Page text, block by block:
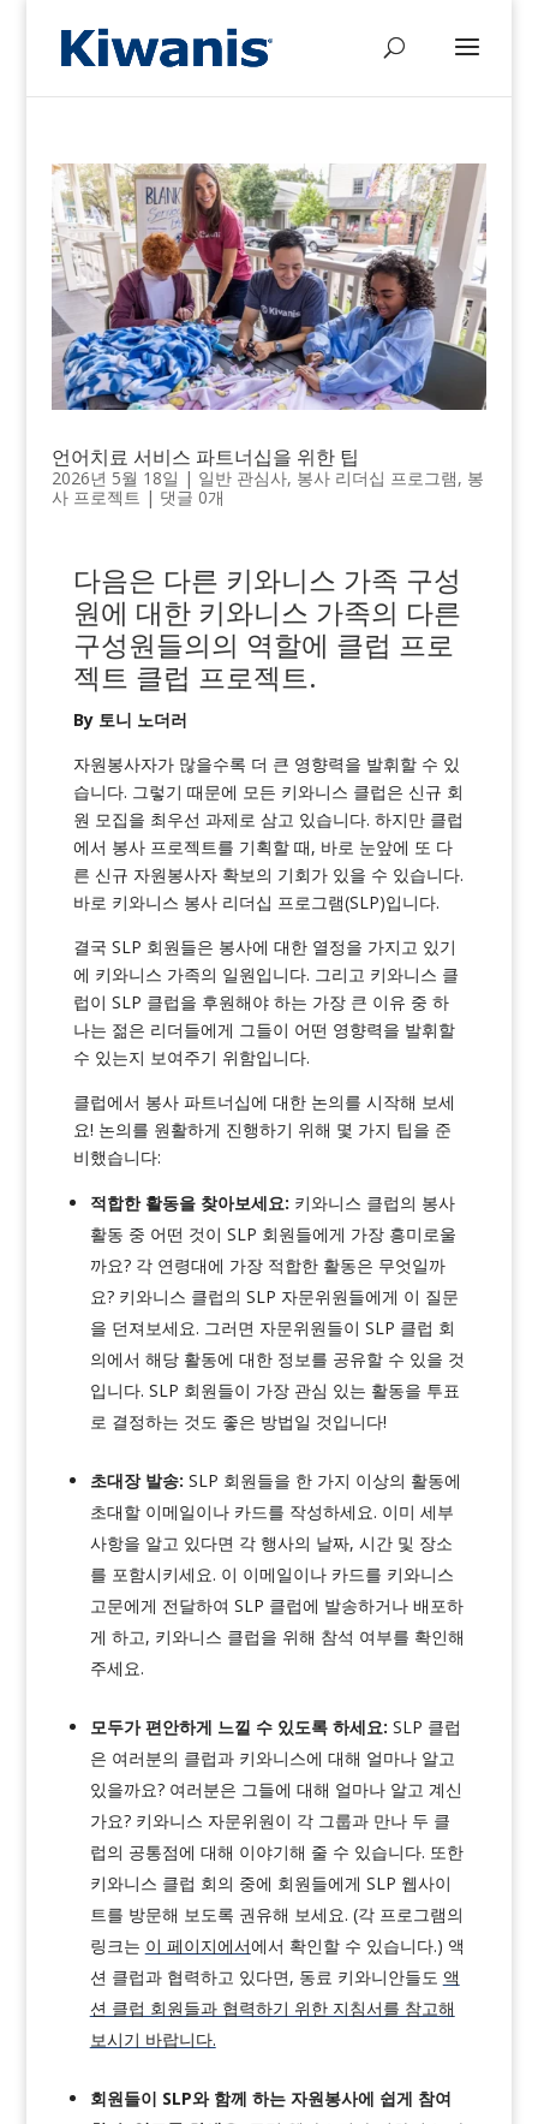
언어치료 서비스 파트너십을 위한 팁
2026년 5월 18일 | 일반 관심사, 봉사 리더십 프로그램, 봉
사 프로젝트 | 댓글 0개
다음은 다른 키와니스 가족 구성
원에 대한 키와니스 가족의 다른
구성원들의의 역할에 클럽 프로
젝트 클럽 프로젝트.
By 토니 노더러
자원봉사자가 많을수록 더 큰 영향력을 발휘할 수 있
습니다. 그렇기 때문에 모든 키와니스 클럽은 신규 회
원 모집을 최우선 과제로 삼고 있습니다. 하지만 클럽
에서 봉사 프로젝트를 기획할 때, 바로 눈앞에 또 다
른 신규 자원봉사자 확보의 기회가 있을 수 있습니다.
바로 키와니스 봉사 리더십 프로그램(SLP)입니다.
결국 SLP 회원들은 봉사에 대한 열정을 가지고 있기
에 키와니스 가족의 일원입니다. 그리고 키와니스 클
럽이 SLP 클럽을 후원해야 하는 가장 큰 이유 중 하
나는 젊은 리더들에게 그들이 어떤 영향력을 발휘할
수 있는지 보여주기 위함입니다.
클럽에서 봉사 파트너십에 대한 논의를 시작해 보세
요! 논의를 원활하게 진행하기 위해 몇 가지 팁을 준
비했습니다:
적합한 활동을 찾아보세요: 키와니스 클럽의 봉사
활동 중 어떤 것이 SLP 회원들에게 가장 흥미로울
까요? 각 연령대에 가장 적합한 활동은 무엇일까
요? 키와니스 클럽의 SLP 자문위원들에게 이 질문
을 던져보세요. 그러면 자문위원들이 SLP 클럽 회
의에서 해당 활동에 대한 정보를 공유할 수 있을 것
입니다. SLP 회원들이 가장 관심 있는 활동을 투표
로 결정하는 것도 좋은 방법일 것입니다!
초대장 발송: SLP 회원들을 한 가지 이상의 활동에
초대할 이메일이나 카드를 작성하세요. 이미 세부
사항을 알고 있다면 각 행사의 날짜, 시간 및 장소
를 포함시키세요. 이 이메일이나 카드를 키와니스
고문에게 전달하여 SLP 클럽에 발송하거나 배포하
게 하고, 키와니스 클럽을 위해 참석 여부를 확인해
주세요.
모두가 편안하게 느낄 수 있도록 하세요: SLP 클럽
은 여러분의 클럽과 키와니스에 대해 얼마나 알고
있을까요? 여러분은 그들에 대해 얼마나 알고 계신
가요? 키와니스 자문위원이 각 그룹과 만나 두 클
럽의 공통점에 대해 이야기해 줄 수 있습니다. 또한
키와니스 클럽 회의 중에 회원들에게 SLP 웹사이
트를 방문해 보도록 권유해 보세요. (각 프로그램의
링크는 이 페이지에서에서 확인할 수 있습니다.) 액
션 클럽과 협력하고 있다면, 동료 키와니안들도 액
션 클럽 회원들과 협력하기 위한 지침서를 참고해
보시기 바랍니다.
회원들이 SLP와 함께 하는 자원봉사에 쉽게 참여